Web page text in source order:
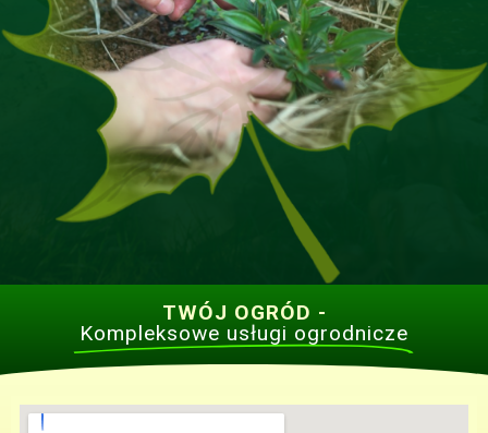
TWÓJ OGRÓD -
Kompleksowe usługi ogrodnicze